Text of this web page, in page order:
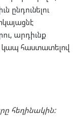
ընդունելու
արդիւնք
կապ հաստատելով
հեղինակին: